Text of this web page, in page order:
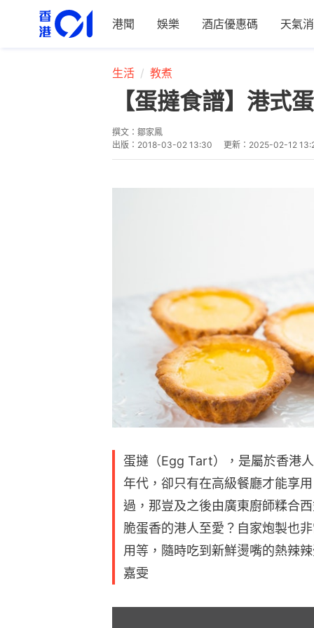
港聞 娛樂 酒店優惠碼 天氣
生活 教煮
【蛋撻食譜】港式
撰文： 鄒家鳳
出版： 2018-03-02 13:30 更新： 2025-02-12
蛋撻（Egg Tart），是屬於香港
年代，卻只有在高級餐廳才能享
過，那豈及之後由廣東廚師糅合
脆蛋香的港人至愛？自家炮製也
用等，隨時吃到新鮮燙嘴的熱辣
嘉雯